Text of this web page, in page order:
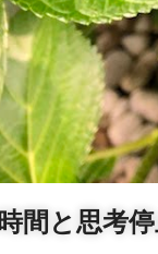
時間と思考